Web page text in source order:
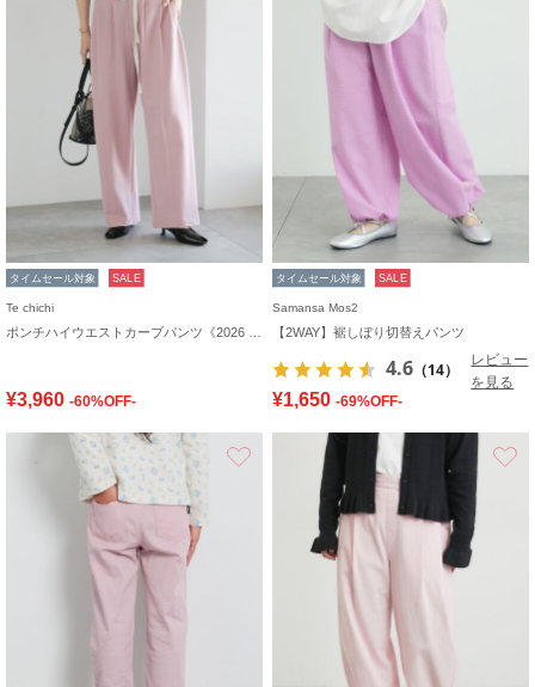
タイムセール対象 SALE
Te chichi
¥3,960 -60%OFF-
タイムセール対象 SALE
Samansa Mos2
【2WAY】裾しぼり切替えパンツ
4.6 （14）
レビュー
を見る
¥1,650 -69%OFF-
お気に入り